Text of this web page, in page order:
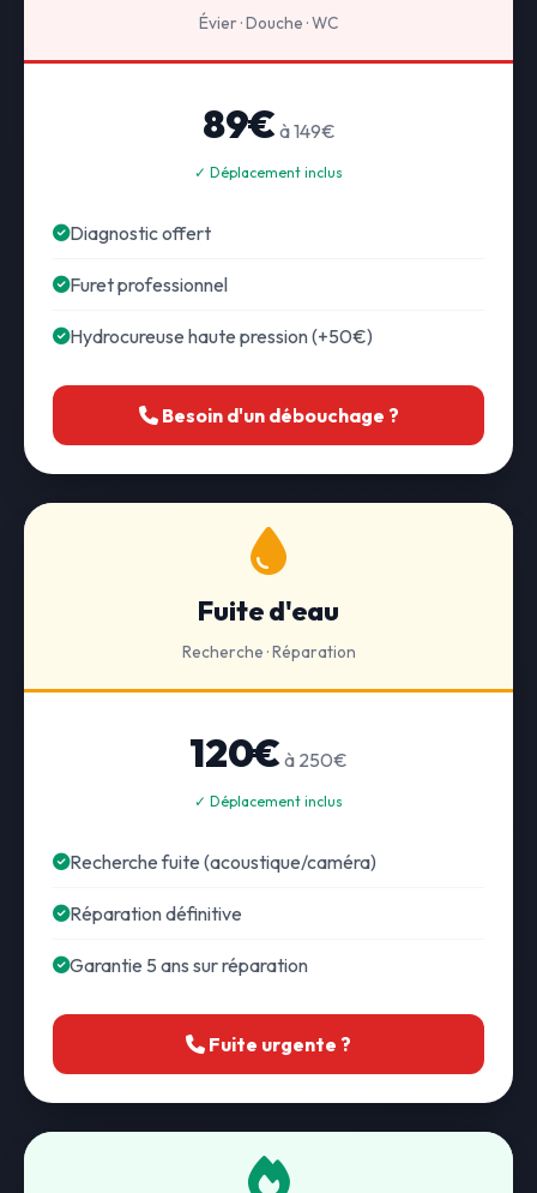
Évier · Douche · WC
89€ à 149€
✓ Déplacement inclus
Diagnostic offert
Furet professionnel
Hydrocureuse haute pression (+50€)
Besoin d'un débouchage ?
Fuite d'eau
Recherche · Réparation
120€ à 250€
✓ Déplacement inclus
Recherche fuite (acoustique/caméra)
Réparation définitive
Garantie 5 ans sur réparation
Fuite urgente ?